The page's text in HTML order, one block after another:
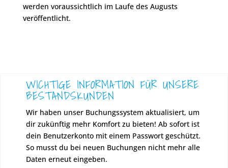
werden voraussichtlich im Laufe des Augusts
veröffentlicht.
WICHTIGE INFORMATION FÜR UNSERE
BESTANDSKUNDEN
Wir haben unser Buchungssystem aktualisiert, um
dir zukünftig mehr Komfort zu bieten! Ab sofort ist
dein Benutzerkonto mit einem Passwort geschützt.
So musst du bei neuen Buchungen nicht mehr alle
Daten erneut eingeben.